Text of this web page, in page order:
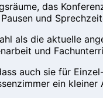
das
und
als die aktuelle
und
auch sie für
ein kleiner